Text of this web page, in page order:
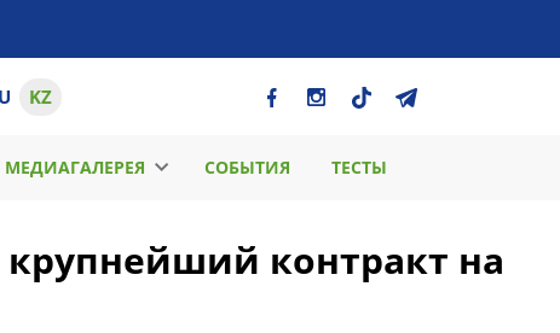
KZ
МЕДИАГАЛЕРЕЯ СОБЫТИЯ ТЕСТЫ
контракт на